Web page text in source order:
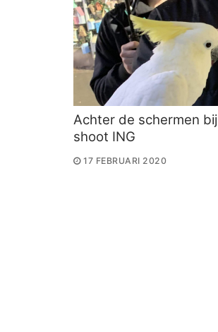
Achter de schermen bij
shoot ING
17 FEBRUARI 2020